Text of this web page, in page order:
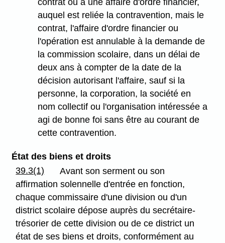
contrat ou à une affaire d'ordre financier,
auquel est reliée la contravention, mais le
contrat, l'affaire d'ordre financier ou
l'opération est annulable à la demande de
la commission scolaire, dans un délai de
deux ans à compter de la date de la
décision autorisant l'affaire, sauf si la
personne, la corporation, la société en
nom collectif ou l'organisation intéressée a
agi de bonne foi sans être au courant de
cette contravention.
État des biens et droits
39.3(1)
Avant son serment ou son
affirmation solennelle d'entrée en fonction,
chaque commissaire d'une division ou d'un
district scolaire dépose auprès du secrétaire-
trésorier de cette division ou de ce district un
état de ses biens et droits, conformément au